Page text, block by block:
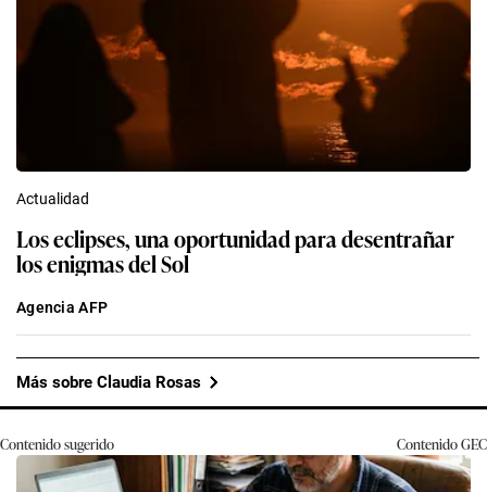
Actualidad
Los eclipses, una oportunidad para desentrañar
los enigmas del Sol
Agencia AFP
Más sobre Claudia Rosas
Contenido sugerido ContenidoGEC